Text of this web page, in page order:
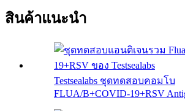
สินค้าแนะนำ
Testsealabs ชุดทดสอบคอมโบ
FLUA/B+COVID-19+RSV